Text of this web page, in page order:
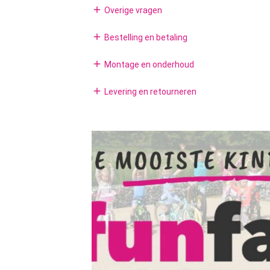
add Overige vragen
add Bestelling en betaling
add Montage en onderhoud
add Levering en retourneren